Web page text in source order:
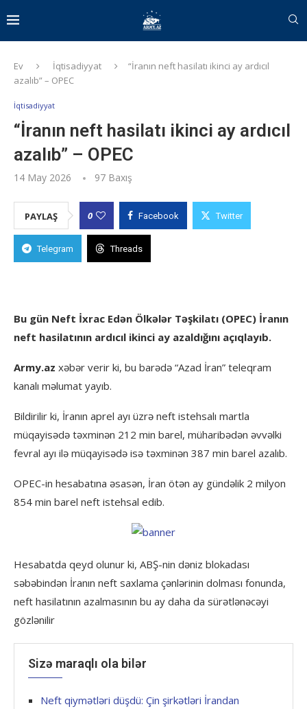
Ev İqtisadiyyat
“İranın neft hasilatı ikinci ay ardıcıl
azalıb” – OPEC
İqtisadiyyat
“İranın neft hasilatı ikinci ay ardıcıl
azalıb” – OPEC
14 May 2026 97 Baxış
PAYLAŞ 0 Facebook Twitter
Telegram Threads
Bu gün Neft İxrac Edən Ölkələr Təşkilatı (OPEC) İranın
neft hasilatının ardıcıl ikinci ay azaldığını açıqlayıb.
Army.az xəbər verir ki, bu barədə “Azad İran” teleqram
kanalı məlumat yayıb.
Bildirilir ki, İranın aprel ayı üzrə neft istehsalı martla
müqayisədə təxminən 212 min barel, müharibədən əvvəlki
fevral ayı ilə müqayisədə isə təxminən 387 min barel azalıb.
OPEC-in hesabatına əsasən, İran ötən ay gündəlik 2 milyon
854 min barel neft istehsal edib.
Hesabatda qeyd olunur ki, ABŞ-nin dəniz blokadası
səbəbindən İranın neft saxlama çənlərinin dolması fonunda,
neft hasilatının azalmasının bu ay daha da sürətlənəcəyi
gözlənilir
Sizə maraqlı ola bilər
Neft qiymətləri düşdü: Çin şirkətləri İrandan